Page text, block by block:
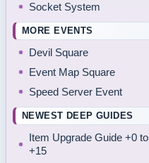
Socket System
MORE EVENTS
Devil Square
Event Map Square
Speed Server Event
NEWEST DEEP GUIDES
Item Upgrade Guide +0 to
+15